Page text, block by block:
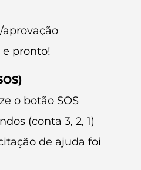
aprovação
pronto!
o botão SOS
(conta 3, 2, 1)
de ajuda foi